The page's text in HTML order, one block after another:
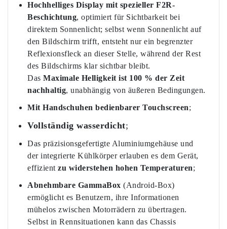
Hochhelliges Display mit spezieller F2R-
Beschichtung, optimiert für Sichtbarkeit bei
direktem Sonnenlicht; selbst wenn Sonnenlicht auf
den Bildschirm trifft, entsteht nur ein begrenzter
Reflexionsfleck an dieser Stelle, während der Rest
des Bildschirms klar sichtbar bleibt.
Das Maximale Helligkeit ist 100 % der Zeit
nachhaltig, unabhängig von äußeren Bedingungen.
Mit Handschuhen bedienbarer Touchscreen;
Vollständig wasserdicht;
Das präzisionsgefertigte Aluminiumgehäuse und
der integrierte Kühlkörper erlauben es dem Gerät,
effizient zu widerstehen hohen Temperaturen;
Abnehmbare GammaBox (Android-Box)
ermöglicht es Benutzern, ihre Informationen
mühelos zwischen Motorrädern zu übertragen.
Selbst in Rennsituationen kann das Chassis